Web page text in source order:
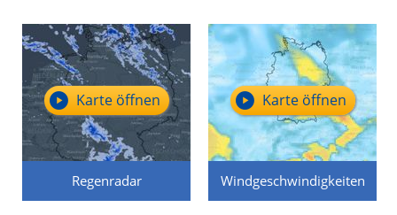
Regenradar
Karte öffnen
Windgeschwindigkeiten
Karte öffnen